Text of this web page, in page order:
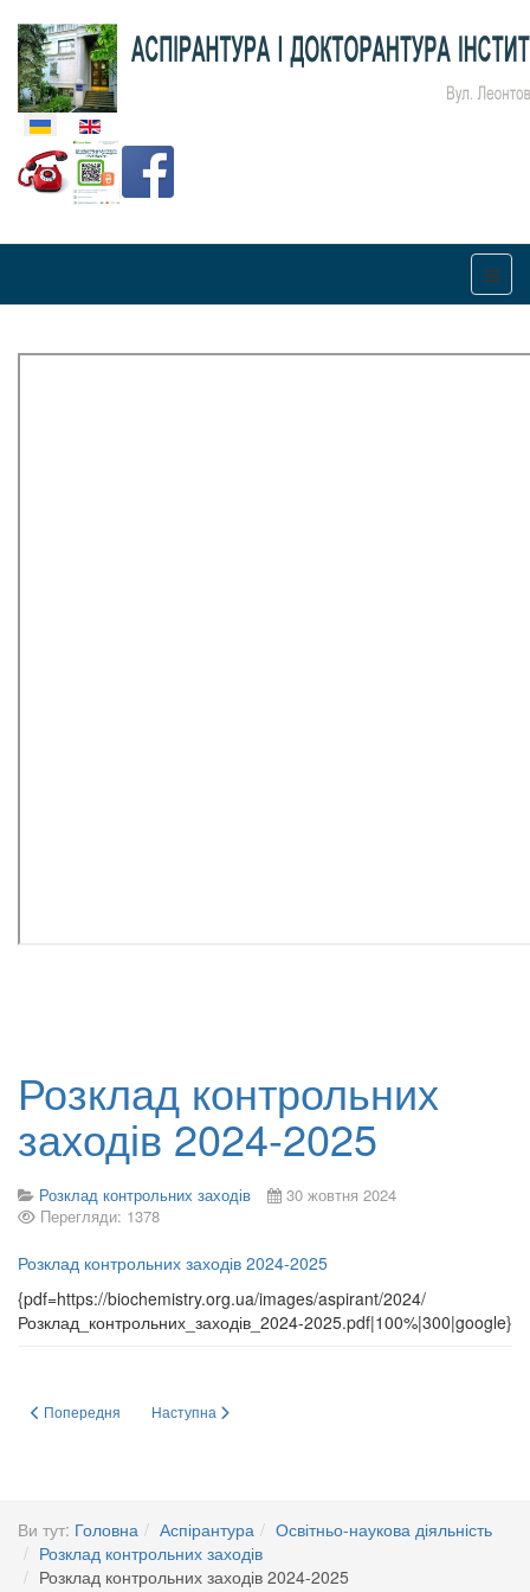
Оберіть свою мову
Розклад контрольних
заходів 2024-2025
Розклад контрольних заходів
30 жовтня 2024
Перегляди: 1378
Розклад контрольних заходів 2024-2025
{pdf=https://biochemistry.org.ua/images/aspirant/2024/
Розклад_контрольних_заходів_2024-2025.pdf|100%|300|google}
Попередня стаття: Розклад контрольних заходів 2025-2029
Попередня Наступна стаття: Розклад контрольних заходів за
Наступна
Ви тут: Головна Аспірантура
Освітньо-наукова діяльність
Розклад контрольних заходів
Розклад контрольних заходів 2024-2025